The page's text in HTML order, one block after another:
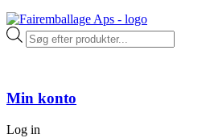
Products
search
Min konto
Log in